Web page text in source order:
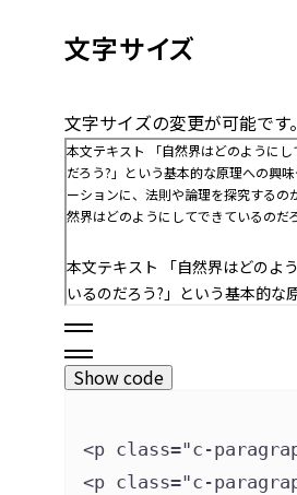
文字サイズ
文字サイズの変更が可能です。
Show code
<p class="c-
<p class="c-